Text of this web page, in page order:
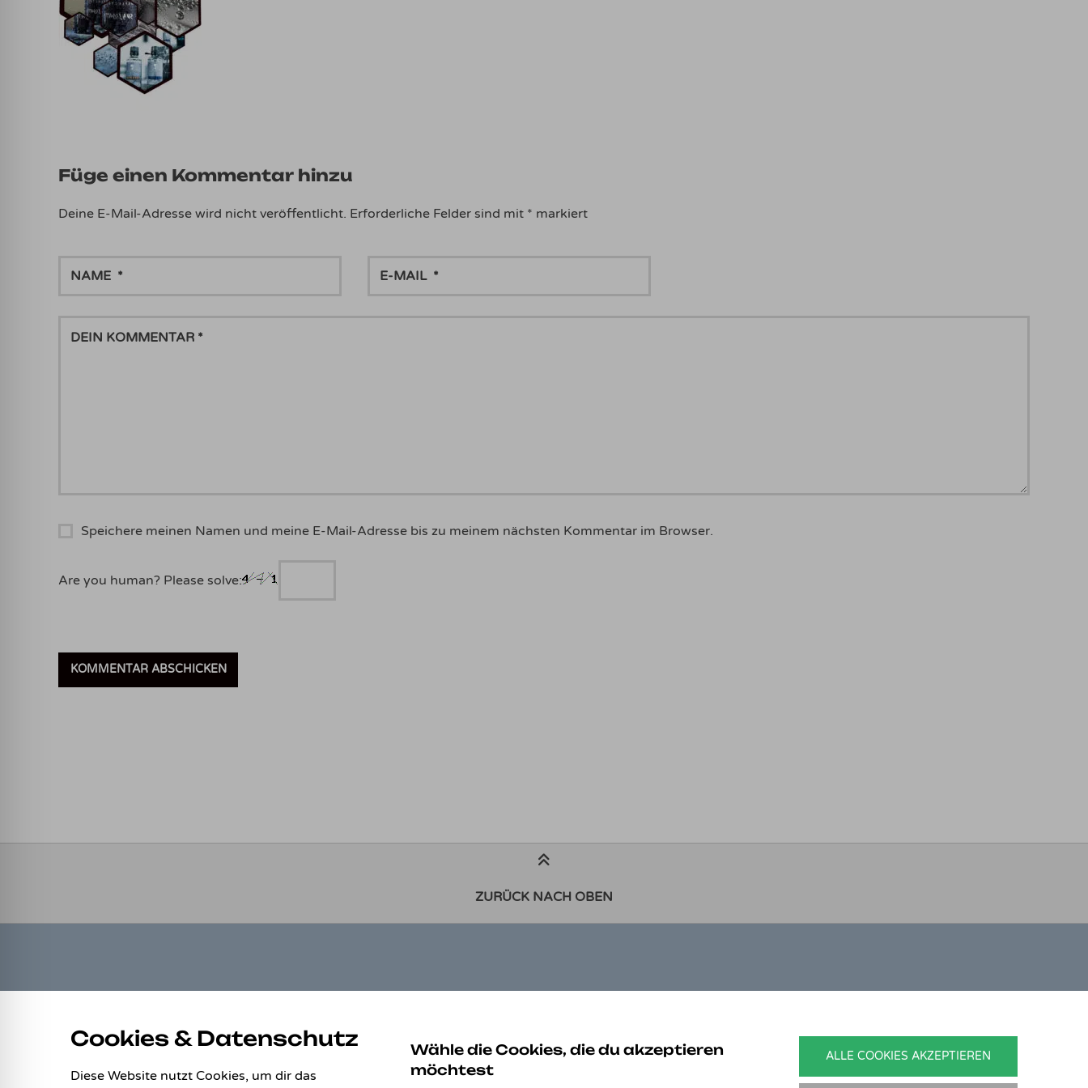
Füge einen Kommentar hinzu
Deine E-Mail-Adresse wird nicht veröffentlicht. Erforderliche Felder sind mit * markiert
MAIL
KOMMENTAR
Speichere meinen Namen und meine E-Mail-Adresse bis zu meinem nächsten Kommentar im Browser.
Are you human? Please solve:
ZURÜCK NACH OBEN
Allgemeine Geschäftsbedingungen
Benedikt Stelzner
Autopflege Stelzner
Cookies & Datenschutz
Diese Website nutzt Cookies, um dir das
Wähle die Cookies, die du akzeptieren
möchtest
ALLE COOKIES AKZEPTIEREN